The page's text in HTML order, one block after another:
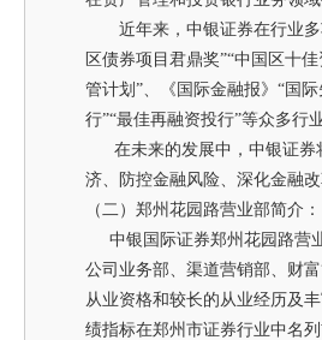
近年来，中银证券在行业多
区债券项目君鼎奖”“中国区十
管计划”、《国际金融报》“国
行”“最佳再融资投行”等众多行
在未来的发展中，中银证券
济、防控金融风险、深化金融
（二）郑州花园路营业部简介：
中银国际证券郑州花园路营
公司业务部、渠道营销部、财
从业资格和较长的从业经历及
绩指标在郑州市证券行业中名